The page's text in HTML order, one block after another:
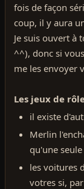
fois de façon
coup, il y aura
Je suis ouvert à
^^), donc si
me les envoyer
Les jeux de
il existe
Merlin
qu'une
les voitures
votres si,